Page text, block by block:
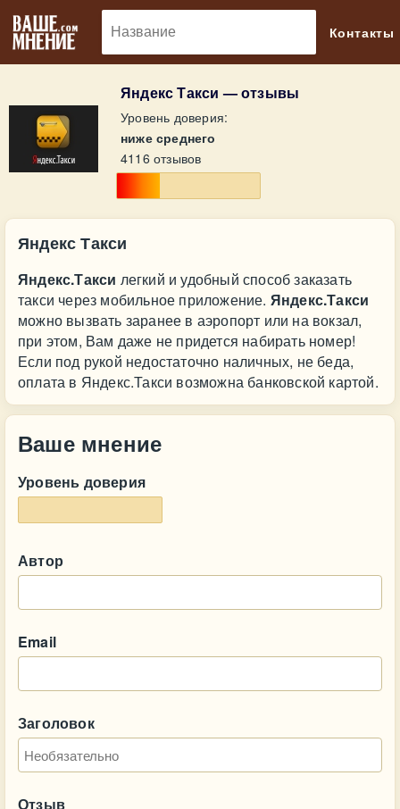
Контакты
Яндекс Такси — отзывы
Уровень доверия:
ниже среднего
4116 отзывов
Яндекс Такси
Яндекс.Такси легкий и удобный способ заказать
такси через мобильное приложение. Яндекс.Такси
можно вызвать заранее в аэропорт или на вокзал,
при этом, Вам даже не придется набирать номер!
Если под рукой недостаточно наличных, не беда,
оплата в Яндекс.Такси возможна банковской картой.
Ваше мнение
Уровень доверия
Автор
Email
Заголовок
Отзыв